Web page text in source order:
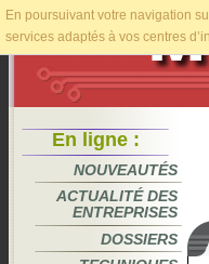
En poursuivant votre navigation
services adaptés à vos centres
En ligne :
NOUVEAUTÉS
ACTUALITÉ DES
ENTREPRISES
DOSSIERS